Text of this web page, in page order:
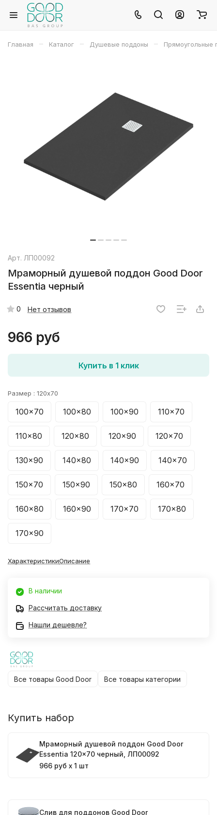
Главная – Каталог – Душевые поддоны – Прямоугольные
Арт. ЛП00092
Мраморный душевой поддон Good Door
Essentia черный
0 Нет отзывов
966 руб
Купить в 1 клик
Размер : 120x70
100x70 100x80 100x90 110x70
110x80 120x80 120x90 120x70
130x90 140x80 140x90 140x70
150x70 150x90 150x80 160x70
160x80 160x90 170x70 170x80
170x90
ХарактеристикиОписание
В наличии
Рассчитать доставку
Нашли дешевле?
Все товары Good Door Все товары категории
Купить набор
Мраморный душевой поддон Good Door
Essentia 120x70 черный, ЛП00092
966 руб x 1 шт
Слив для поддонов Good Door